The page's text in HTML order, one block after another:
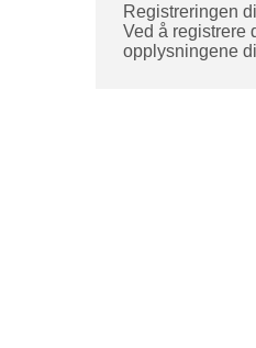
Registreringen
Ved å registrere
opplysningene